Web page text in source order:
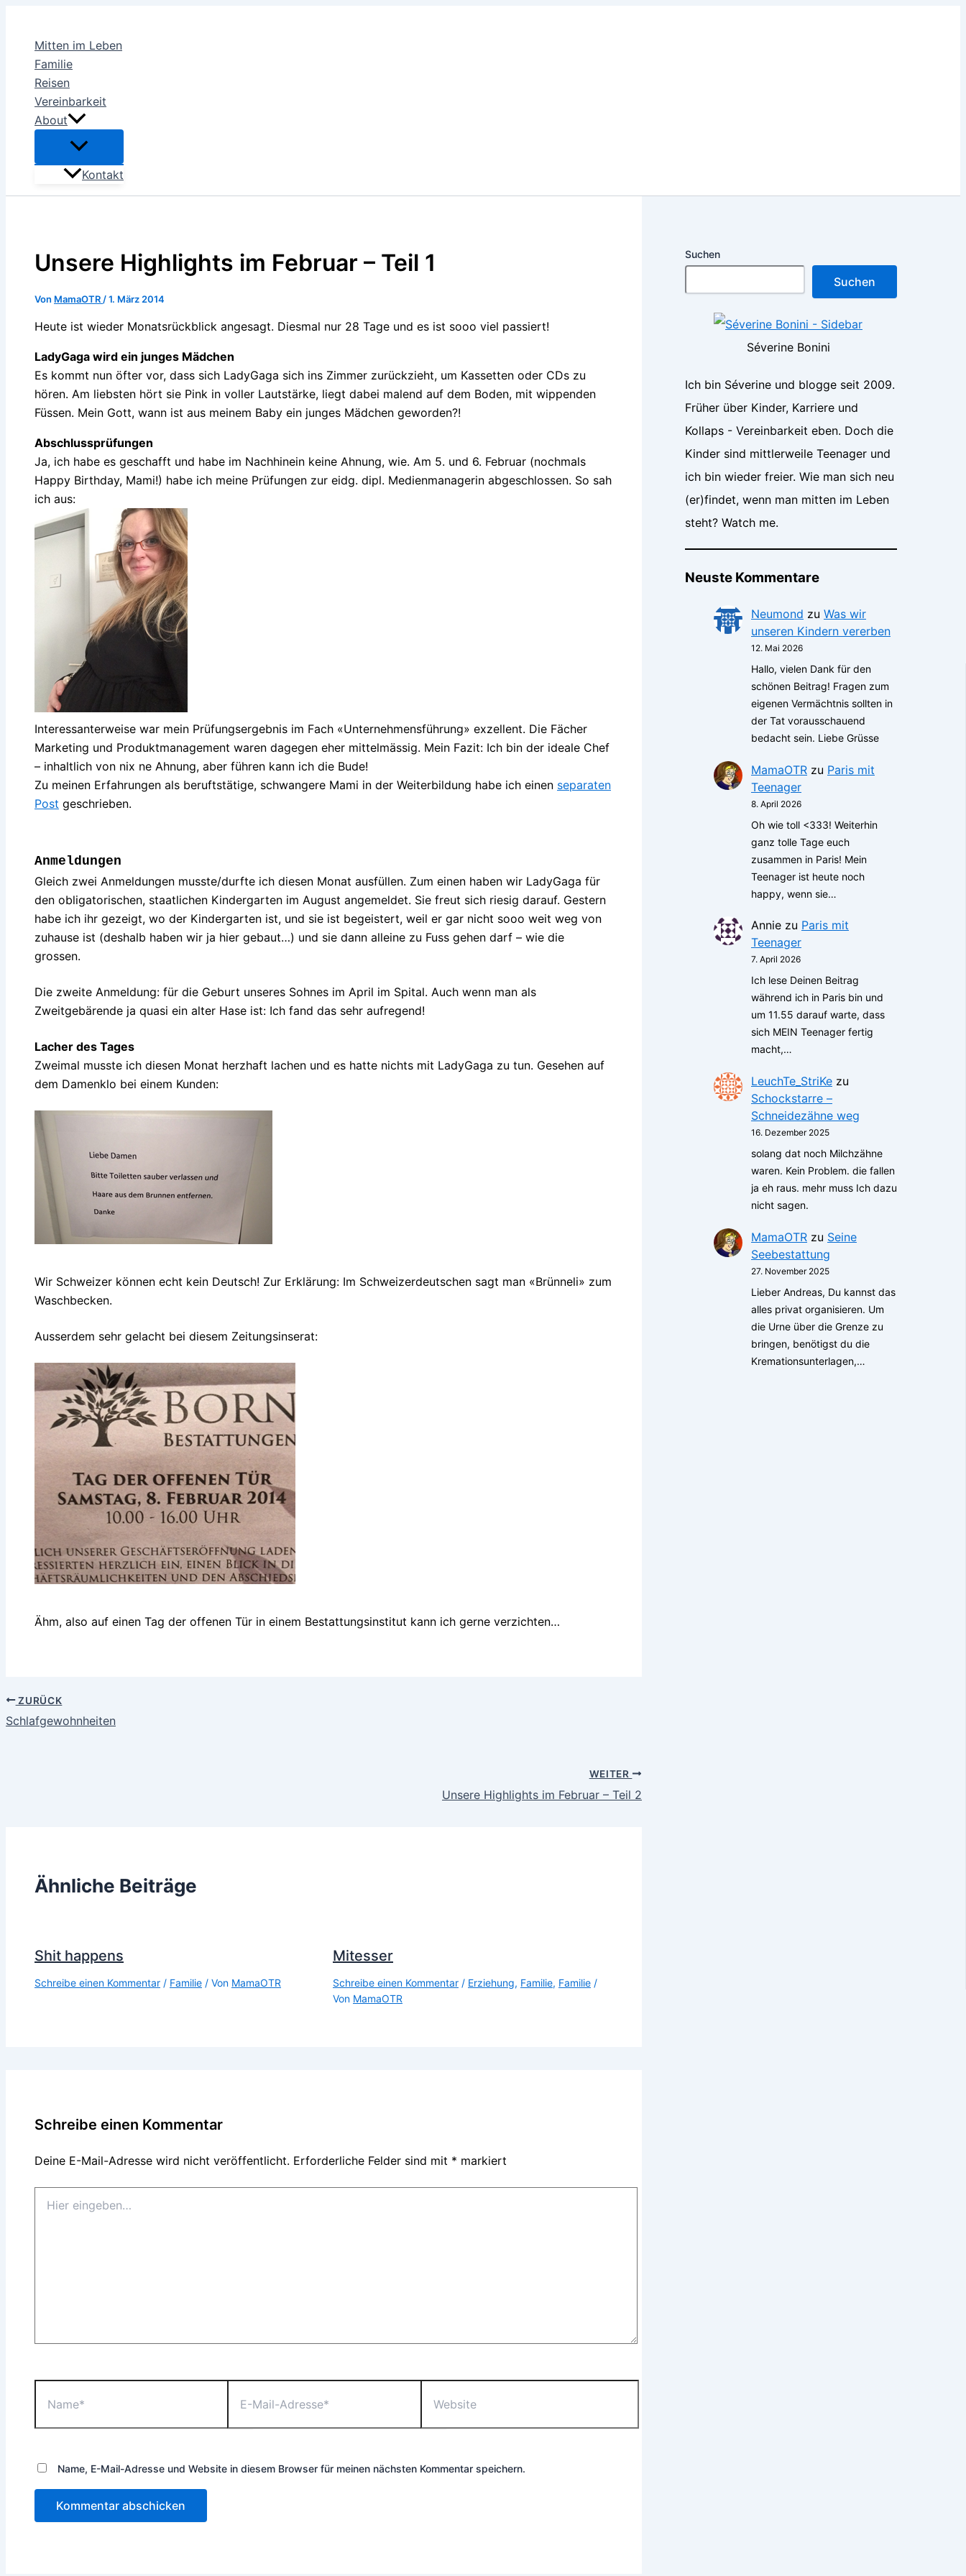
springenMitten im Leben
Familie
Reisen
Vereinbarkeit
About
Kontakt
Unsere Highlights im Februar – Teil 1
Von MamaOTR /1. März 2014
Heute ist wieder Monatsrückblick angesagt. Diesmal nur 28 Tage und es ist sooo viel passiert!
LadyGaga wird ein junges Mädchen
Es kommt nun öfter vor, dass sich LadyGaga sich ins Zimmer zurückzieht, um Kassetten oder CDs zu
hören. Am liebsten hört sie Pink in voller Lautstärke, liegt dabei malend auf dem Boden, mit wippenden
Füssen. Mein Gott, wann ist aus meinem Baby ein junges Mädchen geworden?!
Abschlussprüfungen
Ja, ich habe es geschafft und habe im Nachhinein keine Ahnung, wie. Am 5. und 6. Februar (nochmals
Happy Birthday, Mami!) habe ich meine Prüfungen zur eidg. dipl. Medienmanagerin abgeschlossen. So sah
ich aus:
Interessanterweise war mein Prüfungsergebnis im Fach «Unternehmensführung» exzellent. Die Fächer
Marketing und Produktmanagement waren dagegen eher mittelmässig. Mein Fazit: Ich bin der ideale Chef
– inhaltlich von nix ne Ahnung, aber führen kann ich die Bude!
Zu meinen Erfahrungen als beruftstätige, schwangere Mami in der Weiterbildung habe ich einen separaten
Post geschrieben.
Anmeldungen
Gleich zwei Anmeldungen musste/durfte ich diesen Monat ausfüllen. Zum einen haben wir LadyGaga für
den obligatorischen, staatlichen Kindergarten im August angemeldet. Sie freut sich riesig darauf. Gestern
habe ich ihr gezeigt, wo der Kindergarten ist, und sie ist begeistert, weil er gar nicht sooo weit weg von
zuhause ist (deshalb haben wir ja hier gebaut…) und sie dann alleine zu Fuss gehen darf – wie die
grossen.
Die zweite Anmeldung: für die Geburt unseres Sohnes im April im Spital. Auch wenn man als
Zweitgebärende ja quasi ein alter Hase ist: Ich fand das sehr aufregend!
Lacher des Tages
Zweimal musste ich diesen Monat herzhaft lachen und es hatte nichts mit LadyGaga zu tun. Gesehen auf
dem Damenklo bei einem Kunden:
Wir Schweizer können echt kein Deutsch! Zur Erklärung: Im Schweizerdeutschen sagt man «Brünneli» zum
Waschbecken.
Ausserdem sehr gelacht bei diesem Zeitungsinserat:
Ähm, also auf einen Tag der offenen Tür in einem Bestattungsinstitut kann ich gerne verzichten…
ZURÜCK
Schlafgewohnheiten
WEITER
Unsere Highlights im Februar – Teil 2
Ähnliche Beiträge
Shit happens
Schreibe einen Kommentar / Familie / Von MamaOTR
Mitesser
Schreibe einen Kommentar / Erziehung, Familie, Familie /
Von MamaOTR
Schreibe einen Kommentar
Deine E-Mail-Adresse wird nicht veröffentlicht. Erforderliche Felder sind mit * markiert
eingeben…
Mail-
Name, E-Mail-Adresse und Website in diesem Browser für meinen nächsten Kommentar speichern.
Suchen
Suchen
Séverine Bonini
Ich bin Séverine und blogge seit 2009.
Früher über Kinder, Karriere und
Kollaps - Vereinbarkeit eben. Doch die
Kinder sind mittlerweile Teenager und
ich bin wieder freier. Wie man sich neu
(er)findet, wenn man mitten im Leben
steht? Watch me.
Neuste Kommentare
Neumond zu Was wir
unseren Kindern vererben
12. Mai 2026
Hallo, vielen Dank für den
schönen Beitrag! Fragen zum
eigenen Vermächtnis sollten in
der Tat vorausschauend
bedacht sein. Liebe Grüsse
MamaOTR zu Paris mit
Teenager
8. April 2026
Oh wie toll <333! Weiterhin
ganz tolle Tage euch
zusammen in Paris! Mein
Teenager ist heute noch
happy, wenn sie…
Annie zu Paris mit
Teenager
7. April 2026
Ich lese Deinen Beitrag
während ich in Paris bin und
um 11.55 darauf warte, dass
sich MEIN Teenager fertig
macht,…
LeuchTe_StriKe zu
Schockstarre –
Schneidezähne weg
16. Dezember 2025
solang dat noch Milchzähne
waren. Kein Problem. die fallen
ja eh raus. mehr muss Ich dazu
nicht sagen.
MamaOTR zu Seine
Seebestattung
27. November 2025
Lieber Andreas, Du kannst das
alles privat organisieren. Um
die Urne über die Grenze zu
bringen, benötigst du die
Kremationsunterlagen,…